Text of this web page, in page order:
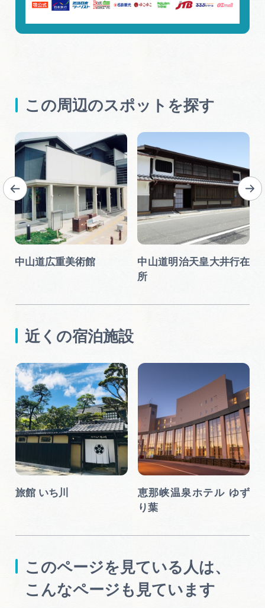
この周辺のスポットを探す
中山道広重美術館
中山道明治天皇大井行在
所
近くの宿泊施設
旅館 いち川
恵那峡温泉ホテル ゆず
り葉
このページを見ている人は、
こんなページも見ています